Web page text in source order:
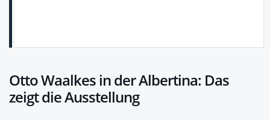
Otto Waalkes in der Albertina: Das
zeigt die Ausstellung